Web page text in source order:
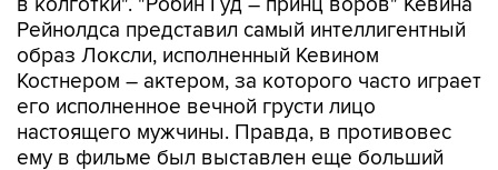
Рейнолдса представил самый интеллигентный
образ Локсли, исполненный Кевином
Костнером – актером, за которого часто играет
его исполненное вечной грусти лицо
настоящего мужчины. Правда, в противовес
ему в фильме был выставлен еще больший